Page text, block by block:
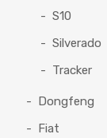
S10
Silverado
Tracker
Dongfeng
Fiat